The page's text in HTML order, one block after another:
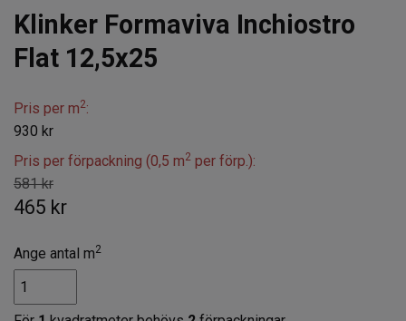
Klinker Formaviva Inchiostro
Flat 12,5x25
Pris per m2:
930 kr
Pris per förpackning (0,5 m2 per förp.):
581 kr
465 kr
Ange antal m2